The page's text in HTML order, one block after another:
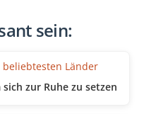
sein:
zur Ruhe zu setzen